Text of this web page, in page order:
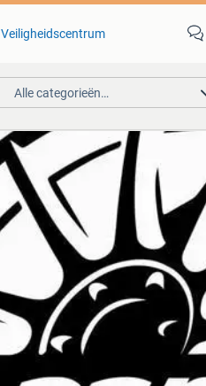
Veiligheidscentrum
Alle categorieën…